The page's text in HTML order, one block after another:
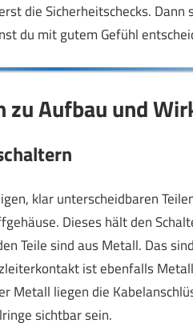
die Sicherheitschecks. Dann
du mit gutem Gefühl
Aufbau und
klar unterscheidbaren
Dieses hält den
Teile sind aus Metall. Das
ist ebenfalls
Metall liegen die
sichtbar sein.